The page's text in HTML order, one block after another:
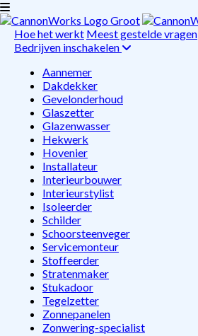
Hoe het werkt Meest gestelde vragen
Bedrijven inschakelen
Aannemer
Dakdekker
Gevelonderhoud
Glaszetter
Glazenwasser
Hekwerk
Hovenier
Installateur
Interieurbouwer
Interieurstylist
Isoleerder
Schilder
Schoorsteenveger
Servicemonteur
Stoffeerder
Stratenmaker
Stukadoor
Tegelzetter
Zonnepanelen
Zonwering-specialist